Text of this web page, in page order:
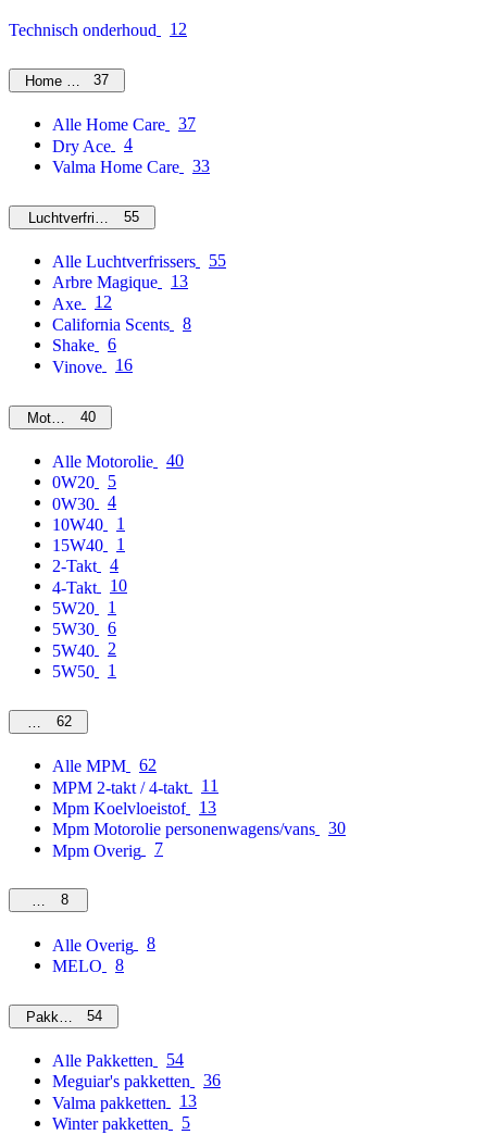
Technisch onderhoud 12
Home Care37
Alle Home Care
37
Dry Ace
4
Valma Home Care
33
Luchtverfrissers55
Alle Luchtverfrissers
55
Arbre Magique
13
Axe
12
California Scents
8
Shake
6
Vinove
16
Motorolie40
Alle Motorolie
40
0W20
5
0W30
4
10W40
1
15W40
1
2-Takt
4
4-Takt
10
5W20
1
5W30
6
5W40
2
5W50
1
MPM62
Alle MPM
62
MPM 2-takt / 4-takt
11
Mpm Koelvloeistof
13
Mpm Motorolie personenwagens/vans
30
Mpm Overig
7
Overig
8
Alle Overig
8
MELO
8
Pakketten54
Alle Pakketten
54
Meguiar's pakketten
36
Valma pakketten
13
Winter pakketten
5